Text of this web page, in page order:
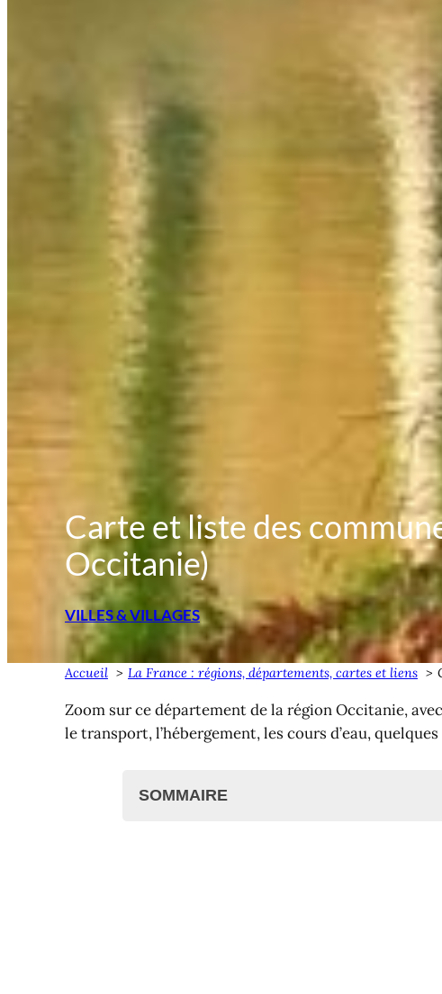
Carte et liste des
Occitanie)
VILLES & VILLAGES
Accueil La France : régions, départements, cartes et liens
Zoom sur ce département de la région Occitanie,
le transport, l’hébergement, les cours d’eau,
SOMMAIRE
Métropole, agglomérations et